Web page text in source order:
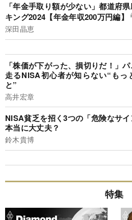
「年金手取り額が少ない」都道府
キング2024【年金年収200万円編】
深田晶恵
「株価が下がった、損切りだ！」
走るNISA初心者が知らない“もっ
と”
高井宏章
NISA貧乏を招く3つの「危険なサ
本当に大丈夫？
鈴木貴博
特集